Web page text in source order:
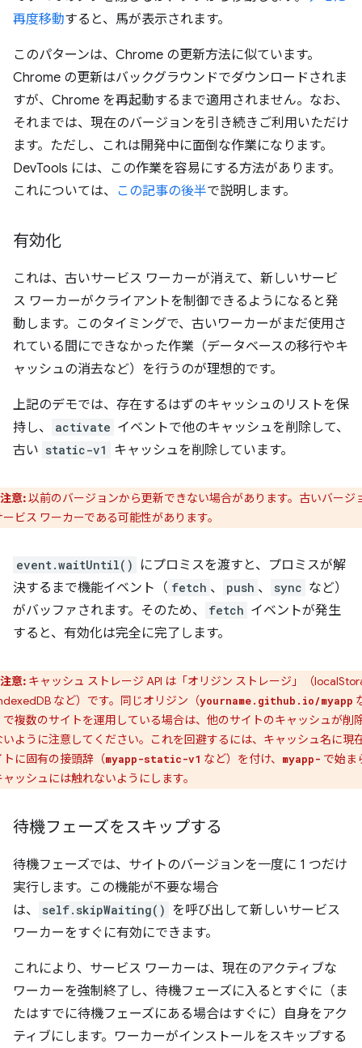
再度移動すると、馬が表示されます。
このパターンは、Chrome の更新方法に似ています。
Chrome の更新はバックグラウンドでダウンロードされま
すが、Chrome を再起動するまで適用されません。なお、
それまでは、現在のバージョンを引き続きご利用いただけ
ます。ただし、これは開発中に面倒な作業になります。
DevTools には、この作業を容易にする方法があります。
これについては、 この記事の後半で説明します。
有効化
これは、古いサービス ワーカーが消えて、新しいサービ
ス ワーカーがクライアントを制御できるようになると発
動します。このタイミングで、古いワーカーがまだ使用さ
れている間にできなかった作業（データベースの移行やキ
ャッシュの消去など）を行うのが理想的です。
上記のデモでは、存在するはずのキャッシュのリストを保
持し、
activate イベントで他のキャッシュを削除して、
古い static-v1 キャッシュを削除しています。
注意:以前のバージョンから更新できない場合があります。古いバージ
ビス ワーカーである可能性があります。
event.waitUntil()
にプロミスを渡すと、プロミスが解
決するまで機能イベント（ fetch 、 push 、 sync など）
がバッファされます。そのため、
fetch イベントが発生
すると、有効化は完全に完了します。
注意: キャッシュ ストレージ API は「オリジン ストレージ」（
など）です。同じオリジン（yourname.github.io/myapp
で複数のサイトを運用している場合は、他のサイトのキャッシュが削
いように注意してください。これを回避するには、キャッシュ名に現
トに固有の接頭辞（myapp-static-v1 など）を付け、 myapp- で始ま
ッシュには触れないようにします。
待機フェーズをスキップする
待機フェーズでは、サイトのバージョンを一度に 1 つだけ
実行します。この機能が不要な場合
は、
self.skipWaiting() を呼び出して新しいサービス
ワーカーをすぐに有効にできます。
これにより、サービス ワーカーは、現在のアクティブな
ワーカーを強制終了し、待機フェーズに入るとすぐに（ま
たはすでに待機フェーズにある場合はすぐに）自身をアク
ティブにします。ワーカーがインストールをスキップする